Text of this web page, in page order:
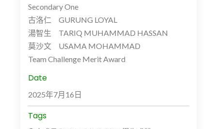
Secondary One
古洛仁 GURUNG LOYAL
湯智生 TARIQ MUHAMMAD HASSAN
莫沙文 USAMA MOHAMMAD
Team Challenge Merit Award
Date
2025年7月16日
Tags